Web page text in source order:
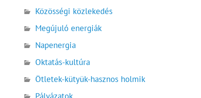
Közösségi közlekedés
Megújuló energiák
Napenergia
Oktatás-kultúra
Ötletek-kütyük-hasznos holmik